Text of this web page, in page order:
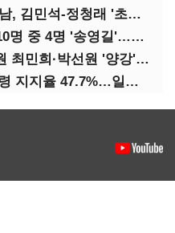
(정기여론조사)②당심·호남, 김민석-정청래 '초접전'
(정기여론조사)③2순위, 10명 중 4명 '송영길'…정청래 '한 자릿수'
(정기여론조사)④최고위원 최민희·박선원 '양강'…서미화·이성윤·임미애 뒤이어
(정기여론조사)⑤이 대통령 지지율 47.7%…일주일 만에 다시 40%대